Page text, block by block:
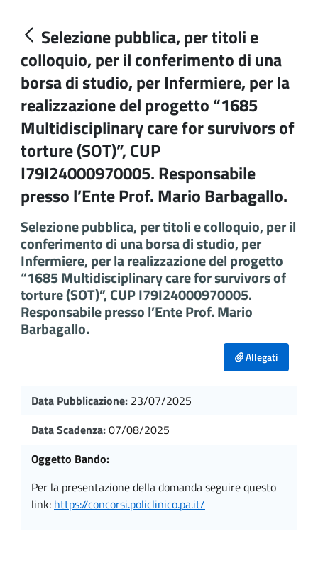
Selezione pubblica, per titoli e
colloquio, per il conferimento di una
borsa di studio, per Infermiere, per la
realizzazione del progetto “1685
Multidisciplinary care for survivors of
torture (SOT)”, CUP
I79I24000970005. Responsabile
presso l’Ente Prof. Mario Barbagallo.
Selezione pubblica, per titoli e colloquio, per il
conferimento di una borsa di studio, per
Infermiere, per la realizzazione del progetto
“1685 Multidisciplinary care for survivors of
torture (SOT)”, CUP I79I24000970005.
Responsabile presso l’Ente Prof. Mario
Barbagallo.
Allegati
Data Pubblicazione: 23/07/2025
Data Scadenza:07/08/2025
Oggetto Bando:
per la presentazione della domanda seguire questo
link: https://concorsi.policlinico.pa.it/